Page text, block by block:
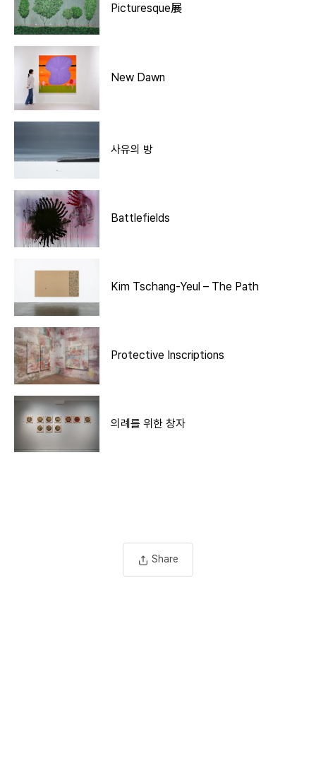
Picturesque展
New Dawn
사유의 방
Battlefields
Kim Tschang-Yeul – The Path
Protective Inscriptions
의례를 위한 창자
Share